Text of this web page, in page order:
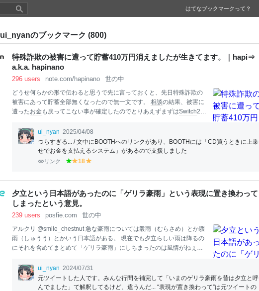
はてなブックマークって？
ui_nyanのブックマーク (800)
特殊詐欺の被害に遭って貯蓄410万円消えましたが生きてます。｜hapi⇒
a.k.a. hapinano
296 users note.com/hapinano 世の中
どうせ何らかの形で伝わると思うで先に言っておくと、先日特殊詐欺の
被害にあって貯蓄全部無くなったので無一文です。 相談の結果、被害に
遭ったお金も戻ってこない事が確定したのでとりあえずまずはSwitch2を
(@hapinano) April 4, 2025 生きてます。（挨拶） ただ無事ではないで
す。（再度の挨拶） ここ数日精神的にもかなり沈み、（酒以外の）飯も
まともに喉を通らないような状況が続きましたがとりあえず回復はした
当の意味での生存報告という意図も含め、今この記事を書いてま
に化ける程度で引っかか
ui_nyan 2025/04/08
つらすぎる... / 文中にBOOTHへのリンクがあり、BOOTHには「CD買うときに上乗
せでお金を支払えるシステム」があるので支援しました
リンク
g
e
n
y
lo
w
18
lo
夕立という日本語があったのに「ゲリラ豪雨」という表現に置き換わって
しまったという意見。
239 users posfie.com 世の中
アルクリ @smile_chestnut 急な豪雨については叢雨（むらさめ）とか驟
雨（しゅうう）とかいう日 本語がある。 現在でも夕立らしい雨は降るの
にそれを含めてまとめて「ゲリラ豪雨」にしちまったのは風情がねぇな
ui_nyan 2024/07/31
元ツイートした人です。みんな行間を補完して「いまのゲリラ豪雨を昔は夕立と呼
んでました」て解釈してるけど、違うんだ... “表現が置き換わって”は元ツイートの